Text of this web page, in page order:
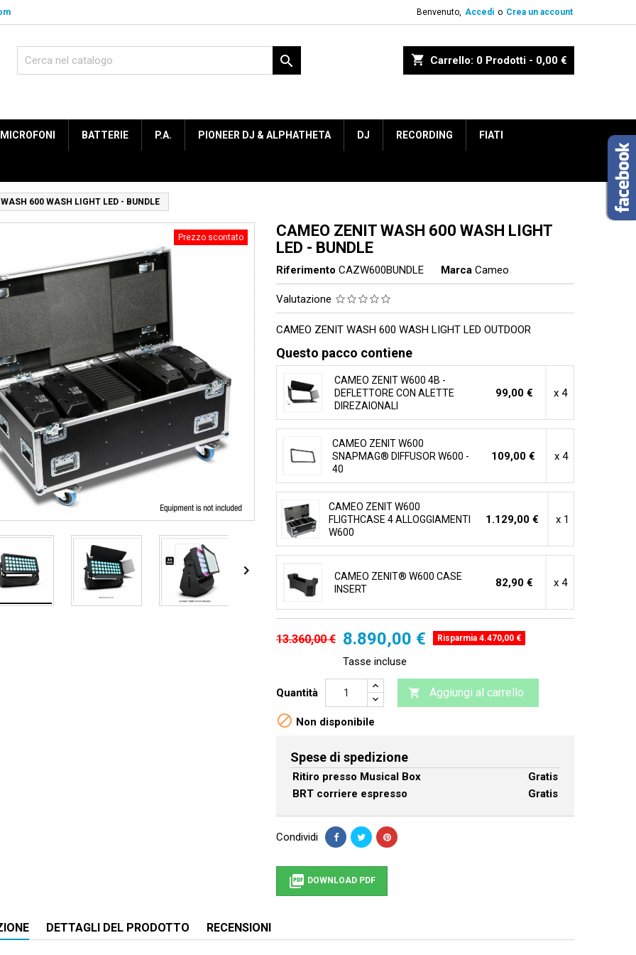
Benvenuto, Accedi o Crea un account
shopping_cart Carrello: 0 Prodotti - 0,00 €

MICROFONI BATTERIE P.A. PIONEER DJ & ALPHATHETA DJ RECORDING FIATI
600 WASH LIGHT LED - BUNDLE
Prezzo scontato

CAMEO ZENIT WASH 600 WASH LIGHT
LED - BUNDLE
Riferimento CAZW600BUNDLE Marca Cameo
Valutazione
CAMEO ZENIT WASH 600 WASH LIGHT LED OUTDOOR
Questo pacco contiene
CAMEO ZENIT W600 4B -
DEFLETTORE CON ALETTE
DIREZAIONALI
99,00 € x 4
CAMEO ZENIT W600
SNAPMAG® DIFFUSOR W600 -
40
109,00 € x 4
CAMEO ZENIT W600
FLIGTHCASE 4 ALLOGGIAMENTI
W600
1.129,00 € x 1
CAMEO ZENIT® W600 CASE
INSERT
82,90 € x 4
13.360,00 € 8.890,00 € Risparmia 4.470,00 €
Tasse incluse
Quantità  Aggiungi al carrello
 Non disponibile
Spese di spedizione
Ritiro presso Musical Box
Gratis
BRT corriere espresso
Gratis
Condividi
 DOWNLOAD PDF
DETTAGLI DEL PRODOTTO RECENSIONI